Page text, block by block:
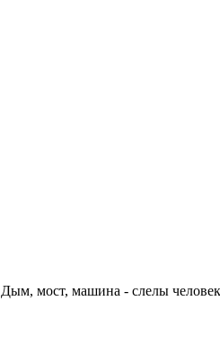
Дым, мост, машина - слелы